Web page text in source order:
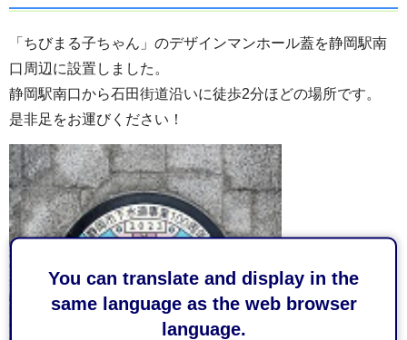
You can translate and display in the
same language as the web browser
language.
「ちびまる子ちゃん」のデザインマンホール蓋を静岡駅南
口周辺に設置しました。
静岡駅南口から石田街道沿いに徒歩2分ほどの場所です。
是非足をお運びください！